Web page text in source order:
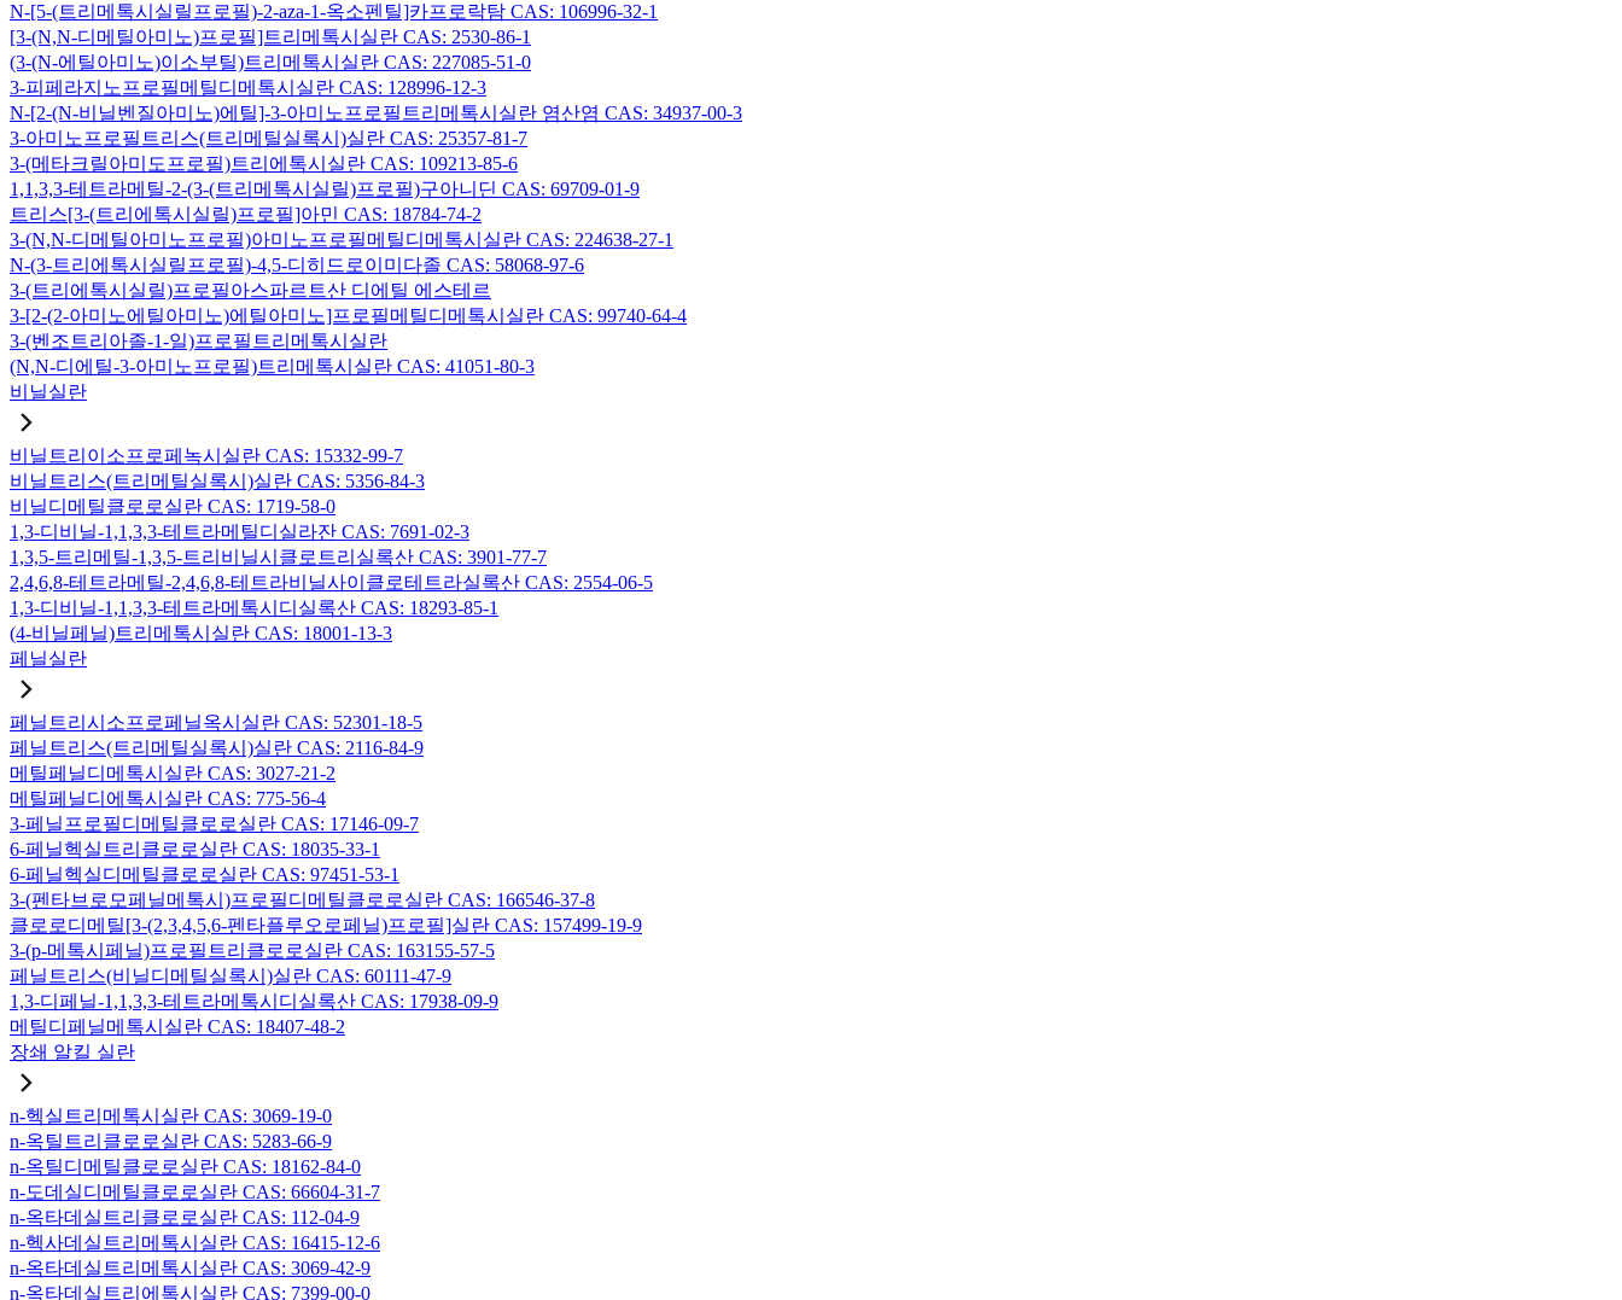
N-[5-(트리메톡시실릴프로필)-2-aza-1-옥소펜틸]카프로락탐 CAS: 106996-32-1
[3-(N,N-디메틸아미노)프로필]트리메톡시실란 CAS: 2530-86-1
(3-(N-에틸아미노)이소부틸)트리메톡시실란 CAS: 227085-51-0
3-피페라지노프로필메틸디메톡시실란 CAS: 128996-12-3
N-[2-(N-비닐벤질아미노)에틸]-3-아미노프로필트리메톡시실란 염산염 CAS: 34937-00-3
3-아미노프로필트리스(트리메틸실록시)실란 CAS: 25357-81-7
3-(메타크릴아미도프로필)트리에톡시실란 CAS: 109213-85-6
1,1,3,3-테트라메틸-2-(3-(트리메톡시실릴)프로필)구아니딘 CAS: 69709-01-9
트리스[3-(트리에톡시실릴)프로필]아민 CAS: 18784-74-2
3-(N,N-디메틸아미노프로필)아미노프로필메틸디메톡시실란 CAS: 224638-27-1
N-(3-트리에톡시실릴프로필)-4,5-디히드로이미다졸 CAS: 58068-97-6
3-(트리에톡시실릴)프로필아스파르트산 디에틸 에스테르
3-[2-(2-아미노에틸아미노)에틸아미노]프로필메틸디메톡시실란 CAS: 99740-64-4
3-(벤조트리아졸-1-일)프로필트리메톡시실란
(N,N-디에틸-3-아미노프로필)트리메톡시실란 CAS: 41051-80-3
비닐실란
비닐트리이소프로페녹시실란 CAS: 15332-99-7
비닐트리스(트리메틸실록시)실란 CAS: 5356-84-3
비닐디메틸클로로실란 CAS: 1719-58-0
1,3-디비닐-1,1,3,3-테트라메틸디실라잔 CAS: 7691-02-3
1,3,5-트리메틸-1,3,5-트리비닐시클로트리실록산 CAS: 3901-77-7
2,4,6,8-테트라메틸-2,4,6,8-테트라비닐사이클로테트라실록산 CAS: 2554-06-5
1,3-디비닐-1,1,3,3-테트라메톡시디실록산 CAS: 18293-85-1
(4-비닐페닐)트리메톡시실란 CAS: 18001-13-3
페닐실란
페닐트리시소프로페닐옥시실란 CAS: 52301-18-5
페닐트리스(트리메틸실록시)실란 CAS: 2116-84-9
메틸페닐디메톡시실란 CAS: 3027-21-2
메틸페닐디에톡시실란 CAS: 775-56-4
3-페닐프로필디메틸클로로실란 CAS: 17146-09-7
6-페닐헥실트리클로로실란 CAS: 18035-33-1
6-페닐헥실디메틸클로로실란 CAS: 97451-53-1
3-(펜타브로모페닐메톡시)프로필디메틸클로로실란 CAS: 166546-37-8
클로로디메틸[3-(2,3,4,5,6-펜타플루오로페닐)프로필]실란 CAS: 157499-19-9
3-(p-메톡시페닐)프로필트리클로로실란 CAS: 163155-57-5
페닐트리스(비닐디메틸실록시)실란 CAS: 60111-47-9
1,3-디페닐-1,1,3,3-테트라메톡시디실록산 CAS: 17938-09-9
메틸디페닐메톡시실란 CAS: 18407-48-2
장쇄 알킬 실란
n-헥실트리메톡시실란 CAS: 3069-19-0
n-옥틸트리클로로실란 CAS: 5283-66-9
n-옥틸디메틸클로로실란 CAS: 18162-84-0
n-도데실디메틸클로로실란 CAS: 66604-31-7
n-옥타데실트리클로로실란 CAS: 112-04-9
n-헥사데실트리메톡시실란 CAS: 16415-12-6
n-옥타데실트리메톡시실란 CAS: 3069-42-9
n-옥타데실트리에톡시실란 CAS: 7399-00-0